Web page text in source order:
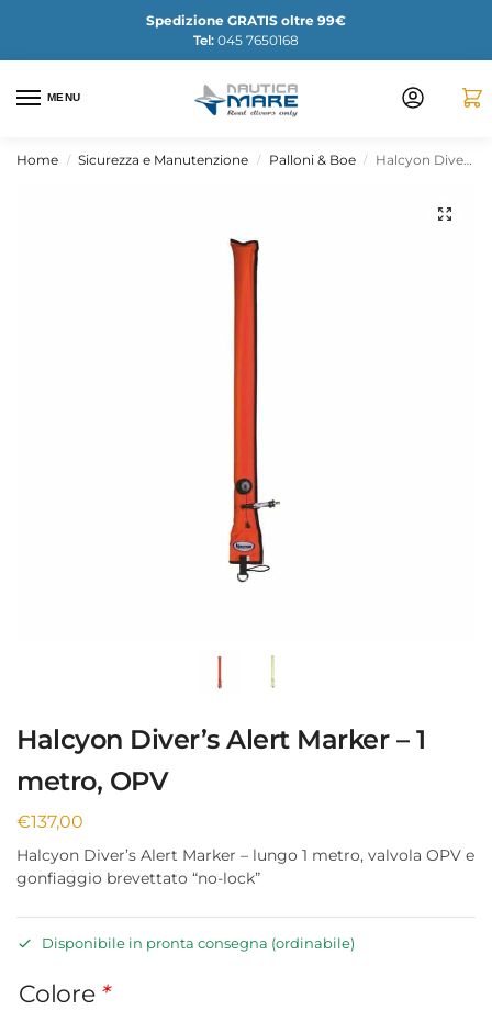
Spedizione GRATIS oltre 99€
Tel: 045 7650168
MENU
Home / Sicurezza e Manutenzione / Palloni & Boe / Halcyon Diver’s Alert Marker – 1 metro, OPV
Halcyon Diver’s Alert Marker – 1
metro, OPV
€137,00
Halcyon Diver’s Alert Marker – lungo 1 metro, valvola OPV e
gonfiaggio brevettato “no-lock”
Disponibile in pronta consegna (ordinabile)
Colore *